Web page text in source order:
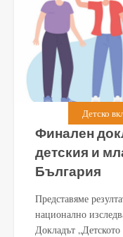
Детско
Финален
детския и
България
Представяме
национално
Докладът